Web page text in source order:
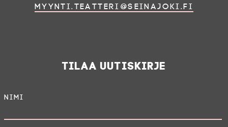
myynti.teatteri@seinajoki.fi
Tilaa uutiskirje
Nimi